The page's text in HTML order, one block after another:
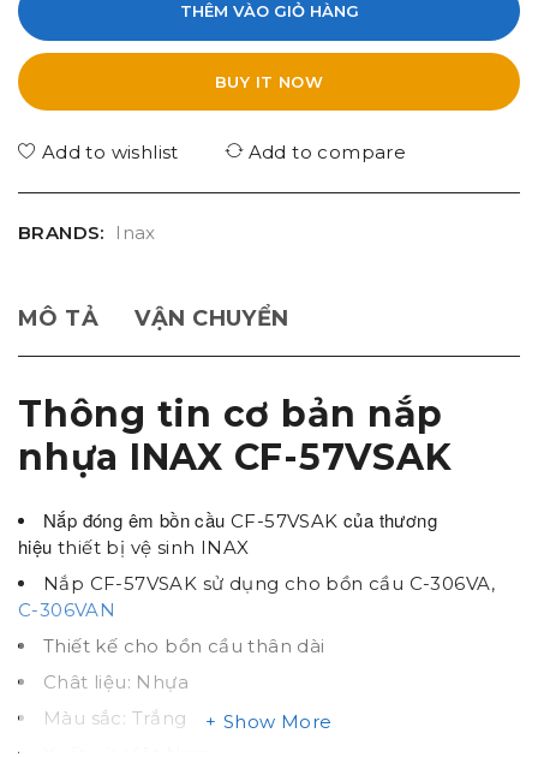
THÊM VÀO GIỎ HÀNG
BUY IT NOW
Add to wishlist Add to compare
BRANDS: Inax
MÔ TẢ VẬN CHUYỂN
Thông tin cơ bản nắp
nhựa INAX CF-57VSAK
Nắp đóng êm bồn cầu CF-57VSAK của thương
hiệu thiết bị vệ sinh INAX
Nắp CF-57VSAK sử dụng cho bồn cầu C-306VA,
C-306VAN
Thiết kế cho bồn cầu thân dài
Chât liệu: Nhựa
Màu sắc: Trắng
Show More